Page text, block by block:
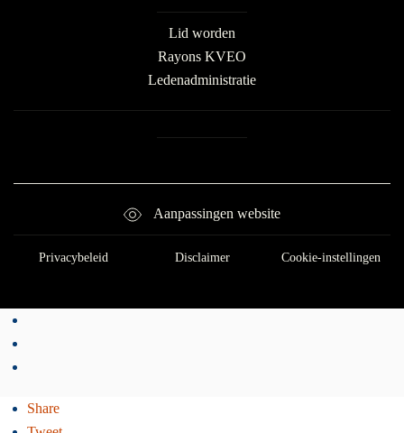
Lid worden
Rayons KVEO
Ledenadministratie
Aanpassingen website
Privacybeleid Disclaimer Cookie-instellingen
Share